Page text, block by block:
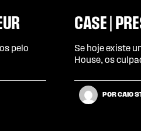
pelo
CASE |
Se hoje existe
House, os
POR CAIO